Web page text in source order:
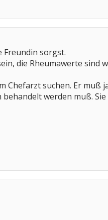
Freundin sorgst.
die Rheumawerte sind
Chefarzt suchen. Er muß
werden muß. Sie